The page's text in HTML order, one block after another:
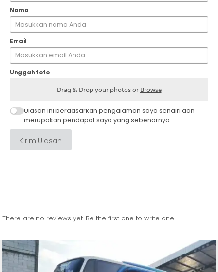
Nama
Email
Unggah foto
Drag & Drop your photos or Browse
Ulasan ini berdasarkan pengalaman saya sendiri dan
merupakan pendapat saya yang sebenarnya.
Kirim Ulasan
There are no reviews yet. Be the first one to write one.